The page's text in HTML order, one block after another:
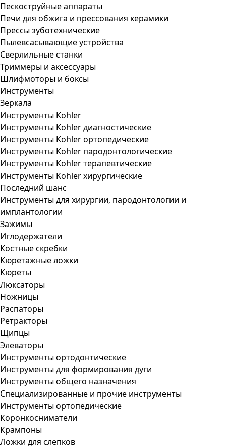
Пескоструйные аппараты
Печи для обжига и прессования керамики
Прессы зуботехнические
Пылевсасывающие устройства
Сверлильные станки
Триммеры и аксессуары
Шлифмоторы и боксы
Инструменты
Зеркала
Инструменты Kohler
Инструменты Kohler диагностические
Инструменты Kohler ортопедические
Инструменты Kohler пародонтологические
Инструменты Kohler терапевтические
Инструменты Kohler хирургические
Последний шанс
Инструменты для хирургии, пародонтологии и
имплантологии
Зажимы
Иглодержатели
Костные скребки
Кюретажные ложки
Кюреты
Люксаторы
Ножницы
Распаторы
Ретракторы
Щипцы
Элеваторы
Инструменты ортодонтические
Инструменты для формирования дуги
Инструменты общего назначения
Специализированные и прочие инструменты
Инструменты ортопедические
Коронкосниматели
Крампоны
Ложки для слепков